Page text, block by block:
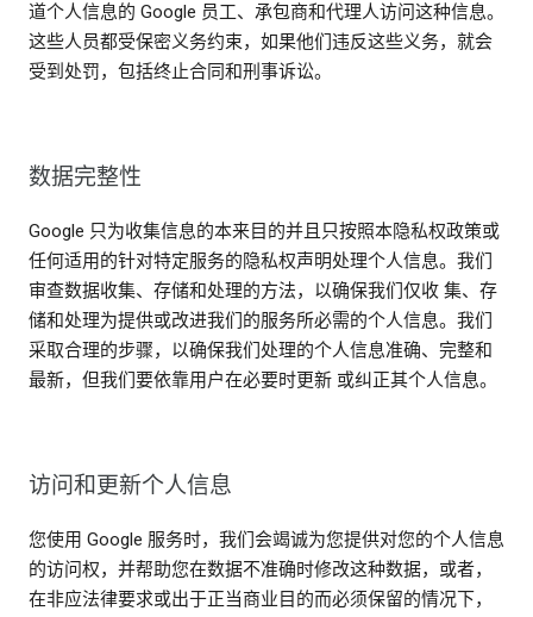
道个人信息的 Google 员工、承包商和代理人访问这种信息。
这些人员都受保密义务约束，如果他们违反这些义务，就会
受到处罚，包括终止合同和刑事诉讼。
数据完整性
Google 只为收集信息的本来目的并且只按照本隐私权政策或
任何适用的针对特定服务的隐私权声明处理个人信息。我们
审查数据收集、存储和处理的方法，以确保我们仅收 集、存
储和处理为提供或改进我们的服务所必需的个人信息。我们
采取合理的步骤，以确保我们处理的个人信息准确、完整和
最新，但我们要依靠用户在必要时更新 或纠正其个人信息。
访问和更新个人信息
您使用 Google 服务时，我们会竭诚为您提供对您的个人信息
的访问权，并帮助您在数据不准确时修改这种数据，或者，
在非应法律要求或出于正当商业目的而必须保留的情况下，